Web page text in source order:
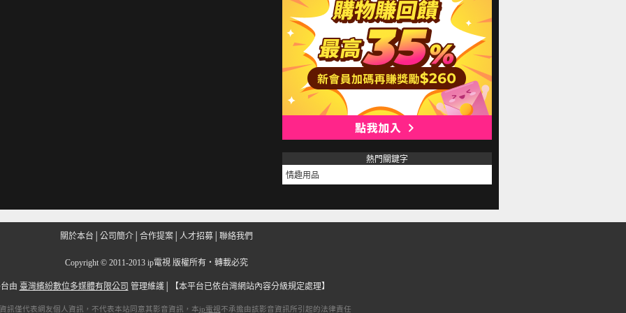
熱門關鍵字
情趣用品
關於本台 公司簡介 合作提案 人才招募 聯絡我們
Copyright © 2011-2013 ip電視 版權所有‧轉載必究
由 臺灣繽紛數位多媒體有限公司 管理維護│ 【本平台已依台灣網站內容分級規定處理】
訊僅代表網友個人資訊，不代表本站同意其影音資訊，本ip電視不承擔由該影音資訊所引起的法律責任